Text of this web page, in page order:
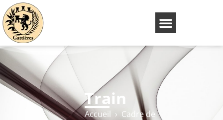
Train
Accueil › Cadre de